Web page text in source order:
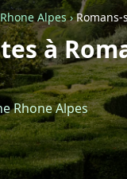
Retour à la liste
CGU-Confidentialité- Service
Alpes›
à
Rhone Alpes